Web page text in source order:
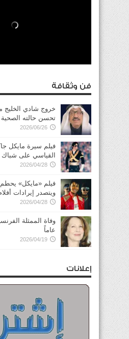
فن وثقافة
خروج شادي
تحسن حالته الصحية
2026/06/26
فيلم سيرة مايكل
القياسي على شباك
2026/04/28
فيلم «مايكل» يحطم
ويتصدر إيرادات
2026/04/28
عاماً
2026/04/19
إعلانات